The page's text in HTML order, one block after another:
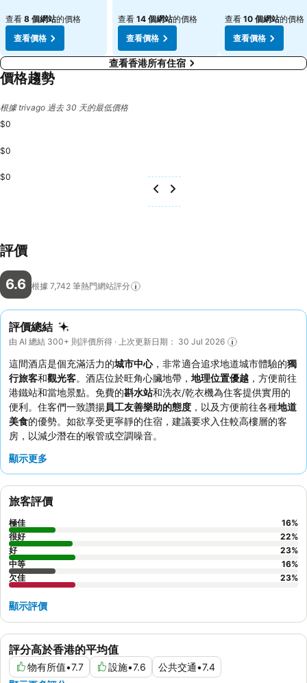
查看 8 個網站的價格
查看價格
查看 14 個網站的價格
查看價格
查看 10 個網站的價格
查看價格
查看香港所有住宿
價格趨勢
根據 trivago 過去 30 天的最低價格
$0
$0
$0
評價
6.6 根據 7,742 筆熱門網站評分
評價總結
由 AI 總結 300+ 則評價所得 · 上次更新日期： 30 Jul 2026
這間酒店是個充滿活力的城市中心，非常適合追求地道城市體驗的獨
行旅客和觀光客。酒店位於旺角心臟地帶， 地理位置優越 ，方便前往
港鐵站和當地景點。免費的斟水站和洗衣/乾衣機為住客提供實用的
便利。住客們一致讚揚員工友善樂助的態度 ，以及方便前往各種地道
美食的優勢。如欲享受更寧靜的住宿，建議要求入住較高樓層的客
房，以減少潛在的喉管或空調噪音。
顯示更多
評分高於香港的平均值
物有所值•7.7 設施•7.6 公共交通•7.4
旅客評價
極佳 16%
很好
22%
好
23%
中等
16%
欠佳
23%
顯示評價